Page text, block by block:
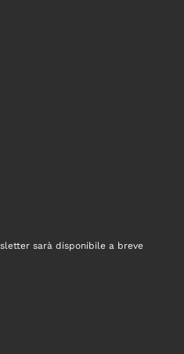
sarà disponibile a breve